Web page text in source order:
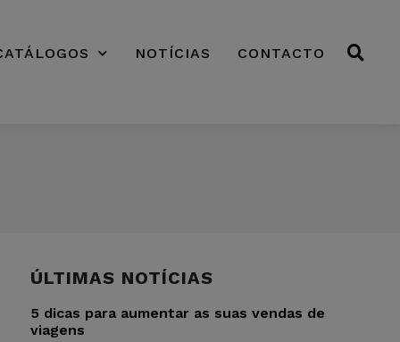
NOTÍCIAS CONTACTO
ÚLTIMAS NOTÍCIAS
5 dicas para aumentar as suas vendas de
viagens